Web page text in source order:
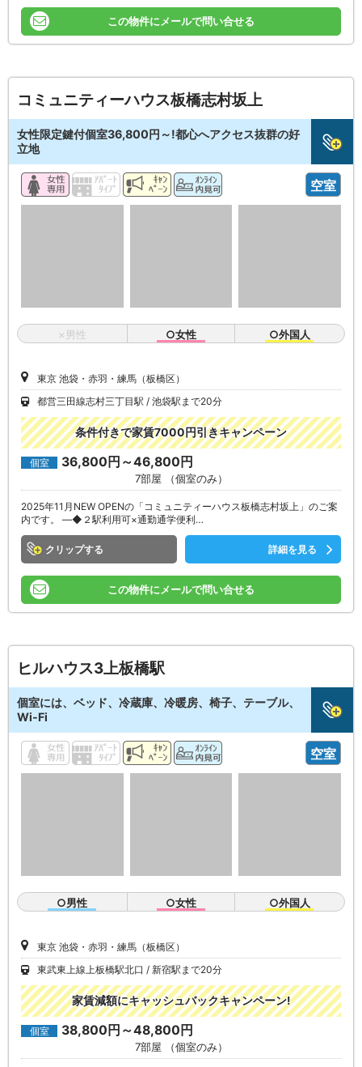
この物件にメールで問い合せる
コミュニティーハウス板橋志村坂上
女性限定鍵付個室36,800円～!都心へアクセス抜群の好
立地
空室
×男性 ○女性 ○外国人
東京 池袋・赤羽・練馬（板橋区）
都営三田線志村三丁目駅
池袋駅まで20分
条件付きで家賃7000円引きキャンペーン
個室 36,800円～46,800円
7部屋 （個室のみ）
2025年11月NEW OPENの「コミュニティーハウス板橋志村坂上」のご案
内です。 ―◆２駅利用可×通勤通学便利…
クリップ 詳細を見る
この物件にメールで問い合せる
ヒルハウス3上板橋駅
個室には、ベッド、冷蔵庫、冷暖房、椅子、テーブル、
Wi-Fi
空室
○男性 ○女性 ○外国人
東京 池袋・赤羽・練馬（板橋区）
東武東上線上板橋駅北口
新宿駅まで20分
家賃減額にキャッシュバックキャンペーン!
個室 38,800円～48,800円
7部屋 （個室のみ）